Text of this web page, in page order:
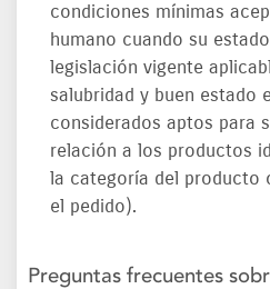
condiciones mínimas
humano cuando su
legislación vigente
salubridad y buen estado
considerados aptos para
relación a los productos
la categoría del producto
el pedido).
Preguntas frecuentes